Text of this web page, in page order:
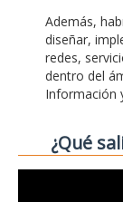
Además,
diseñar,
redes,
dentro del
Información
¿Qué